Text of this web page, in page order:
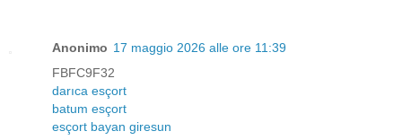
Anonimo 17 maggio 2026 alle ore 11:39
FBFC9F32
darıca esçort
batum esçort
esçort bayan giresun